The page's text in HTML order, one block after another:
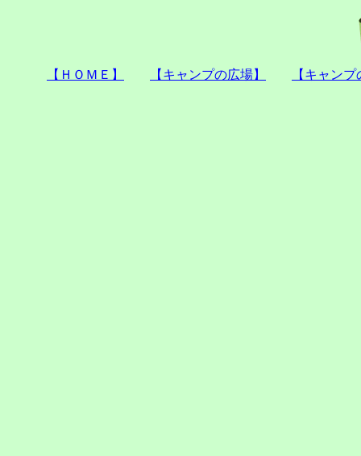
【ＨＯＭＥ】 【キャンプの広場】 【キャン